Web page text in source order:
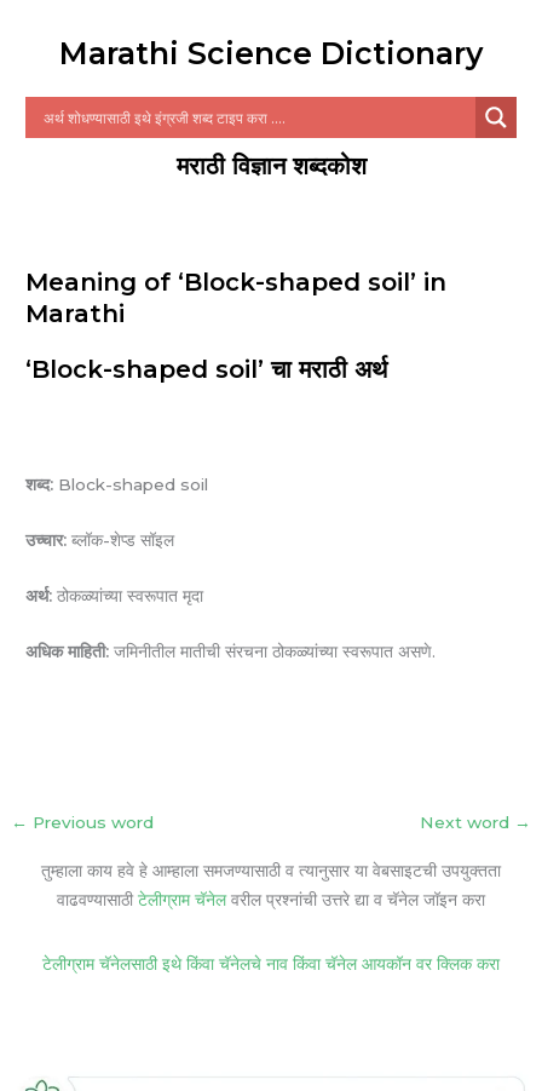
Marathi Science Dictionary
मराठी विज्ञान शब्दकोश
Meaning of ‘Block-shaped soil’ in
Marathi
‘Block-shaped soil’ चा मराठी अर्थ
शब्द: Block-shaped soil
उच्चार: ब्लॉक-शेप्ड सॉइल
अर्थ: ठोकळ्यांच्या स्वरूपात मृदा
अधिक माहिती: जमिनीतील मातीची संरचना ठोकळ्यांच्या स्वरूपात असणे.
← Previous word Next word →
तुम्हाला काय हवे हे आम्हाला समजण्यासाठी व त्यानुसार या वेबसाइटची उपयुक्तता
वाढवण्यासाठी टेलीग्राम चॅनेलवरील प्रश्नांची उत्तरे द्या व चॅनेल जॉइन करा
टेलीग्राम चॅनेलसाठी इथे किंवा चॅनेलचे नाव किंवा चॅनेल आयकॉन वर क्लिक करा